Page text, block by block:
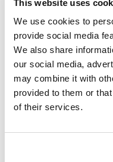
This website uses
We use cookies to
provide social media
We also share
our social media,
may combine it with
provided to them or
of their services.
1-800-
de nuestros